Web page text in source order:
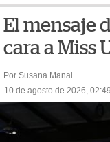
El mensaje
cara a Miss
Por Susana Manai
10 de agosto de 2026, 02:49